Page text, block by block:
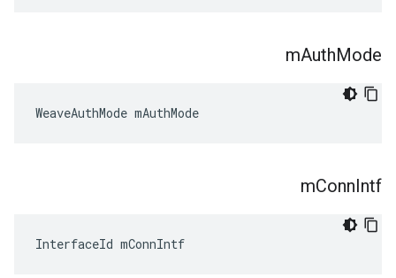
mAuthMode
WeaveAuthMode mAuthMode
mConnIntf
InterfaceId mConnIntf